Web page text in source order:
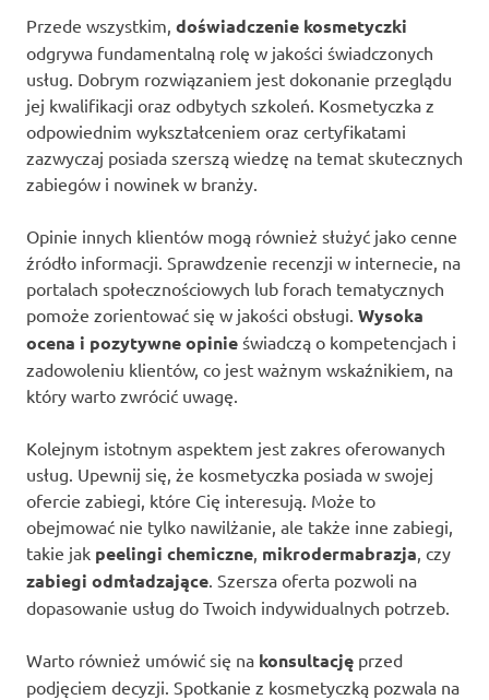
Przede wszystkim, doświadczenie kosmetyczki
odgrywa fundamentalną rolę w jakości świadczonych
usług. Dobrym rozwiązaniem jest dokonanie przeglądu
jej kwalifikacji oraz odbytych szkoleń. Kosmetyczka z
odpowiednim wykształceniem oraz certyfikatami
zazwyczaj posiada szerszą wiedzę na temat skutecznych
zabiegów i nowinek w branży.
Opinie innych klientów mogą również służyć jako cenne
źródło informacji. Sprawdzenie recenzji w internecie, na
portalach społecznościowych lub forach tematycznych
pomoże zorientować się w jakości obsługi. Wysoka
ocena i pozytywne opinie świadczą o kompetencjach i
zadowoleniu klientów, co jest ważnym wskaźnikiem, na
który warto zwrócić uwagę.
Kolejnym istotnym aspektem jest zakres oferowanych
usług. Upewnij się, że kosmetyczka posiada w swojej
ofercie zabiegi, które Cię interesują. Może to
obejmować nie tylko nawilżanie, ale także inne zabiegi,
takie jak peelingi chemiczne, mikrodermabrazja, czy
zabiegi odmładzające. Szersza oferta pozwoli na
dopasowanie usług do Twoich indywidualnych potrzeb.
Warto również umówić się na konsultację przed
podjęciem decyzji. Spotkanie z kosmetyczką pozwala na